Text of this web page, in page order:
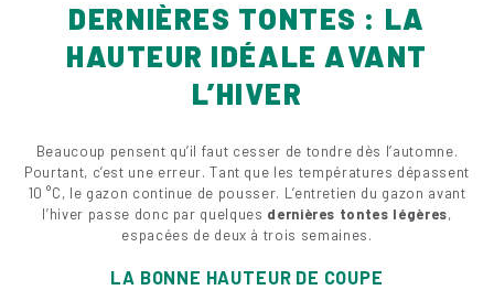
DERNIÈRES TONTES : LA
HAUTEUR IDÉALE AVANT
L’HIVER
Beaucoup pensent qu’il faut cesser de tondre dès l’automne.
Pourtant, c’est une erreur. Tant que les températures dépassent
10 °C, le gazon continue de pousser. L’entretien du gazon avant
l’hiver passe donc par quelques dernières tontes légères,
espacées de deux à trois semaines.
LA BONNE HAUTEUR DE COUPE